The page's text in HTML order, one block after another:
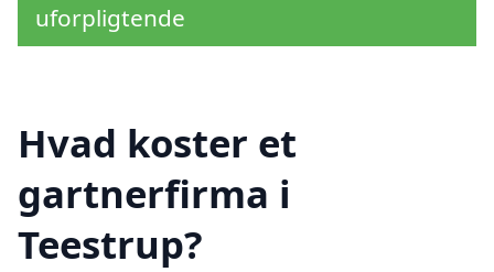
uforpligtende
Hvad koster et
gartnerfirma i
Teestrup?